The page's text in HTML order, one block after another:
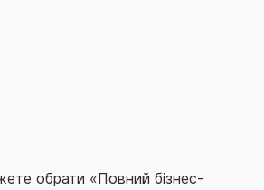
обрати «Повний бізнес-